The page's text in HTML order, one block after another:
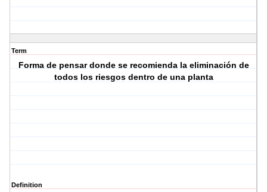
Term
Forma de pensar donde se recomienda la eliminación de
todos los riesgos dentro de una planta
Definition